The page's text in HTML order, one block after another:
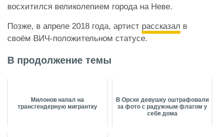
восхитился великолепием города на Неве.
Позже, в апреле 2018 года, артист рассказал в
своём ВИЧ-положительном статусе.
В продолжение темы
Милонов напал на
трансгендерную мигрантку
В Орске девушку оштрафовали
за фото с радужным флагом у
себя дома